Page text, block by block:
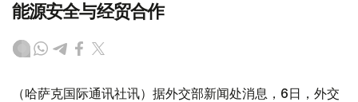
能源安全与经贸合作
（哈萨克国际通讯社讯）据外交部新闻处消息，6日，外交